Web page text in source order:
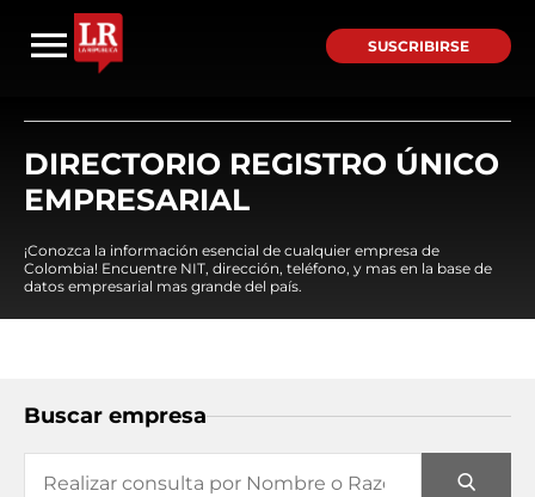
SUSCRIBIRSE
DIRECTORIO REGISTRO ÚNICO
EMPRESARIAL
¡Conozca la información esencial de cualquier empresa de
Colombia! Encuentre NIT, dirección, teléfono, y mas en la base de
datos empresarial mas grande del país.
Buscar empresa